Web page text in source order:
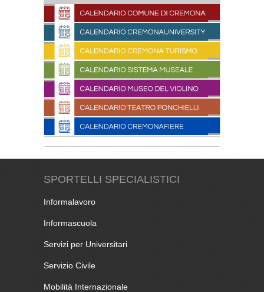
SPORTELLI SPECIALISTICI
Informalavoro
Informascuola
Servizi per Universitari
Servizio Civile
Mobilità Internazionale